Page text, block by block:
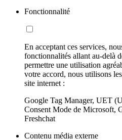
Fonctionnalité
En acceptant ces services,
fonctionnalités allant au-delà
permettre une utilisation
votre accord, nous utilisons
site internet :
Google Tag Manager, UET
Consent Mode de Microsoft,
Freshchat
Contenu média externe